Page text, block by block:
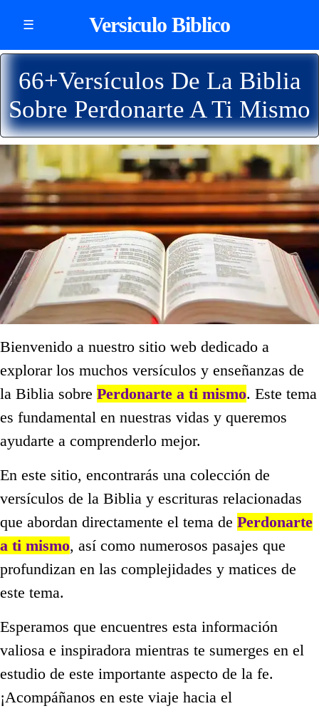
☰ Versiculo Biblico
66+Versículos De La Biblia
Sobre Perdonarte A Ti Mismo
Bienvenido a nuestro sitio web dedicado a
explorar los muchos versículos y enseñanzas de
la Biblia sobre Perdonarte a ti mismo. Este tema
es fundamental en nuestras vidas y queremos
ayudarte a comprenderlo mejor.
En este sitio, encontrarás una colección de
versículos de la Biblia y escrituras relacionadas
que abordan directamente el tema de Perdonarte
a ti mismo, así como numerosos pasajes que
profundizan en las complejidades y matices de
este tema.
Esperamos que encuentres esta información
valiosa e inspiradora mientras te sumerges en el
estudio de este importante aspecto de la fe.
¡Acompáñanos en este viaje hacia el